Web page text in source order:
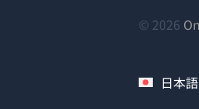
© 2026
日本語